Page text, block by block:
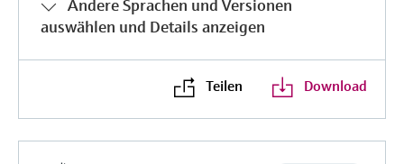
Andere Sprachen und Versionen
auswählen und Details anzeigen
Teilen Download